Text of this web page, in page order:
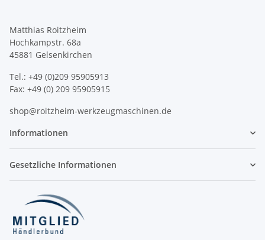
Matthias Roitzheim
Hochkampstr. 68a
45881 Gelsenkirchen
Tel.: +49 (0)209 95905913
Fax: +49 (0) 209 95905915
shop@roitzheim-werkzeugmaschinen.de
Informationen
Gesetzliche Informationen